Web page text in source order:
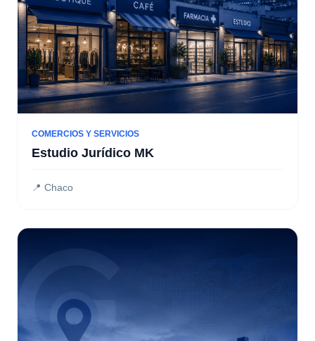
COMERCIOS Y SERVICIOS
Estudio Jurídico MK
📍 Chaco